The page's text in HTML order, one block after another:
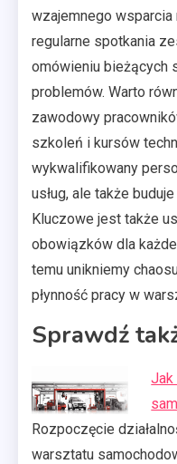
wzajemnego
regularne spotkania
omówieniu bieżących
problemów. Warto
zawodowy
szkoleń i kursów
wykwalifikowany
usług, ale także
Kluczowe jest także
obowiązków dla
temu unikniemy
płynność pracy w
Sprawdź
Jak
Rozpoczęcie
warsztatu